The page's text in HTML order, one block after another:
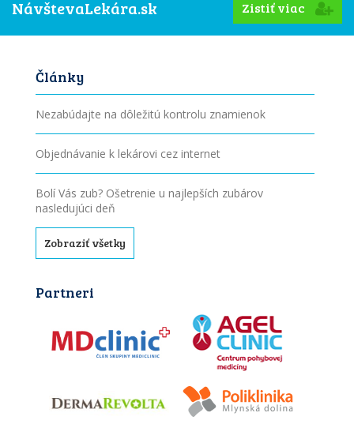
NávštevaLekára.sk
Zistiť viac
Články
Nezabúdajte na dôležitú kontrolu znamienok
Objednávanie k lekárovi cez internet
Bolí Vás zub? Ošetrenie u najlepších zubárov
nasledujúci deň
Zobraziť všetky
Partneri